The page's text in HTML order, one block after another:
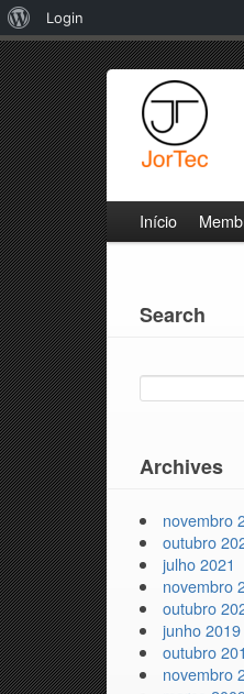
Início
Search
PESQUISAR
Archives
novembro
outubro
julho 2021
novembro
outubro
junho 2019
outubro
novembro
Sobre
o
WordPress
Login